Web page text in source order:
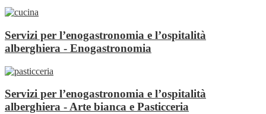
Servizi per l’enogastronomia e l’ospitalità
alberghiera - Enogastronomia
Servizi per l’enogastronomia e l’ospitalità
alberghiera - Arte bianca e Pasticceria